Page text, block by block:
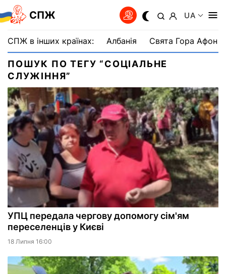
СПЖ UA
СПЖ в інших країнах: Албанія Свята Гора Афон
ПОШУК ПО ТЕГУ “СОЦІАЛЬНЕ
СЛУЖІННЯ”
УПЦ передала чергову допомогу сім'ям
переселенців у Києві
18 Липня 16:00